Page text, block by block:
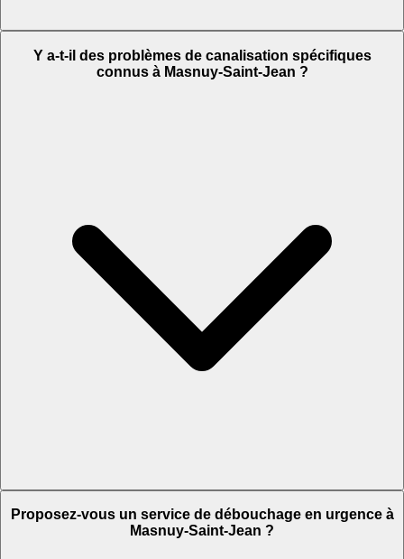
Y a-t-il des problèmes de canalisation spécifiques
connus à Masnuy-Saint-Jean ?
Proposez-vous un service de débouchage en urgence à
Masnuy-Saint-Jean ?